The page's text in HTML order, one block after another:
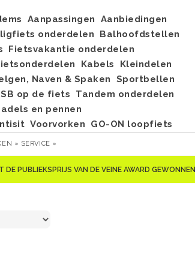
Aanpassingen
Aanbiedingen
onderdelen
Balhoofdstellen
Fietsvakantie onderdelen
Kabels
Kleindelen
Naven & Spaken
Sportbellen
op de fiets
Tandem onderdelen
en pennen
Voorvorken GO-ON loopfiets
» SERVICE »
DE PUBLIEKSPRIJS VAN DE VEINE AWARD GEWONNEN